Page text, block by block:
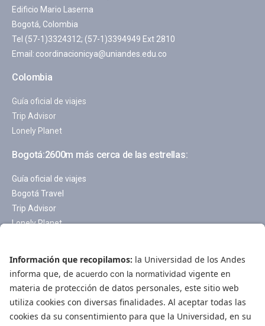
Edificio Mario Laserna
Bogotá, Colombia
Tel (57-1)3324312; (57-1)3394949 Ext 2810
Email: coordinacionicya@uniandes.edu.co
Colombia
Guía oficial de viajes
Trip Advisor
Lonely Planet
Bogotá:2600m más cerca de las estrellas:
Guía oficial de viajes
Bogotá Travel
Trip Advisor
Lonely Planet